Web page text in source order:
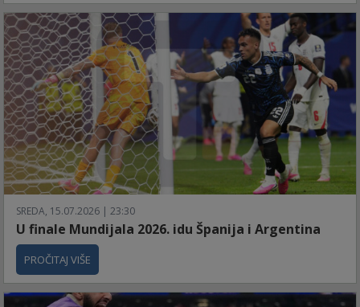
SREDA, 15.07.2026 | 23:30
U finale Mundijala 2026. idu Španija i Argentina
PROČITAJ VIŠE